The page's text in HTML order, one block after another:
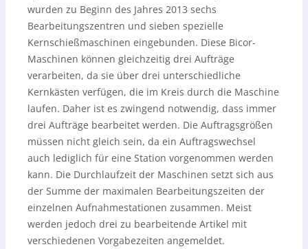
wurden zu Beginn des Jahres 2013 sechs
Bearbeitungszentren und sieben spezielle
Kernschießmaschinen eingebunden. Diese Bicor-
Maschinen können gleichzeitig drei Aufträge
verarbeiten, da sie über drei unterschiedliche
Kernkästen verfügen, die im Kreis durch die Maschine
laufen. Daher ist es zwingend notwendig, dass immer
drei Aufträge bearbeitet werden. Die Auftragsgrößen
müssen nicht gleich sein, da ein Auftragswechsel
auch lediglich für eine Station vorgenommen werden
kann. Die Durchlaufzeit der Maschinen setzt sich aus
der Summe der maximalen Bearbeitungszeiten der
einzelnen Aufnahmestationen zusammen. Meist
werden jedoch drei zu bearbeitende Artikel mit
verschiedenen Vorgabezeiten angemeldet.